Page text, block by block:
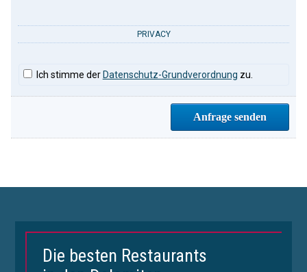
PRIVACY
Ich stimme der Datenschutz-Grundverordnung zu.
Die besten Restaurants